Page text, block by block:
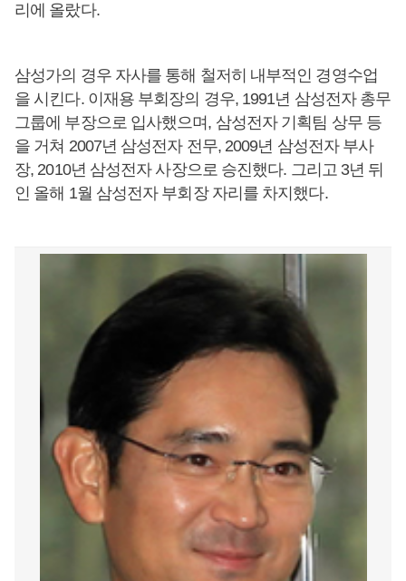
리에 올랐다.
삼성가의 경우 자사를 통해 철저히 내부적인 경영수업
을 시킨다. 이재용 부회장의 경우, 1991년 삼성전자 총무
그룹에 부장으로 입사했으며, 삼성전자 기획팀 상무 등
을 거쳐 2007년 삼성전자 전무, 2009년 삼성전자 부사
장, 2010년 삼성전자 사장으로 승진했다. 그리고 3년 뒤
인 올해 1월 삼성전자 부회장 자리를 차지했다.